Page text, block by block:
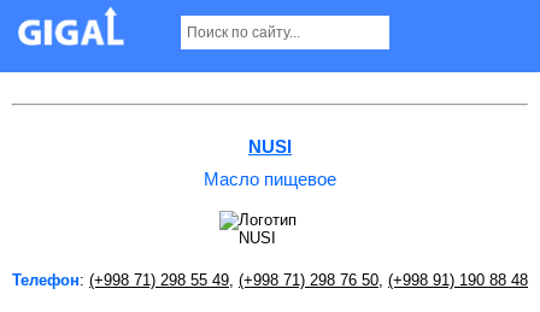
Масло пищевое в Ташкенте
NUSI
Масло пищевое
Телефон: (+998 71) 298 55 49 (+998 71) 298 76 50 (+998 91) 190 88 48